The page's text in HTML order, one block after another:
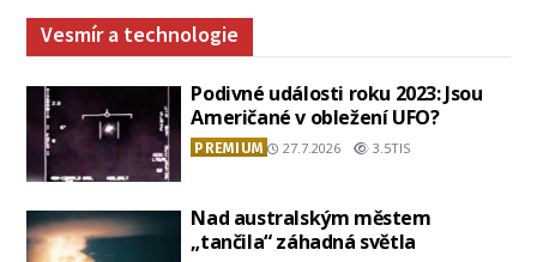
Vesmír a technologie
Podivné události roku 2023: Jsou
Američané v obležení UFO?
PREMIUM 27.7.2026 3.5TIS
Nad australským městem
„tančila“ záhadná světla